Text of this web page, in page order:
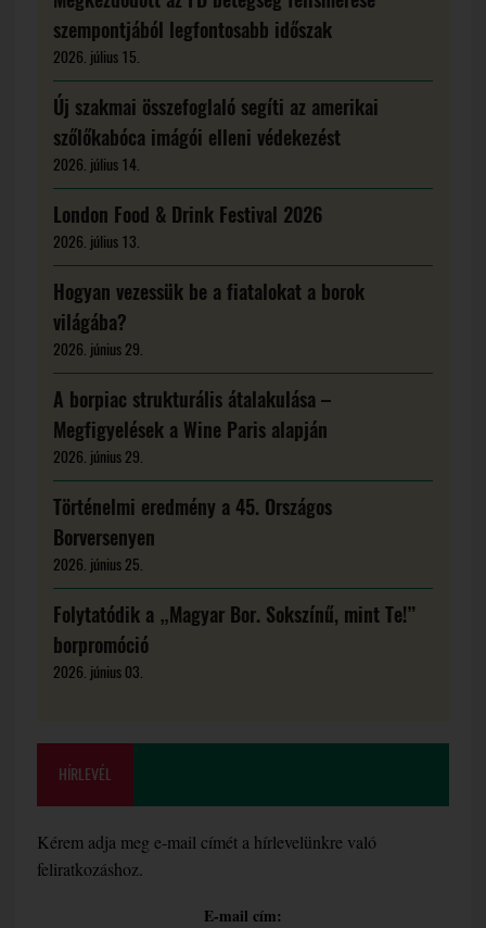
szempontjából legfontosabb időszak
2026. július 15.
Új szakmai összefoglaló segíti az amerikai
szőlőkabóca imágói elleni védekezést
2026. július 14.
London Food & Drink Festival 2026
2026. július 13.
Hogyan vezessük be a fiatalokat a borok
világába?
2026. június 29.
A borpiac strukturális átalakulása –
Megfigyelések a Wine Paris alapján
2026. június 29.
Történelmi eredmény a 45. Országos
Borversenyen
2026. június 25.
Folytatódik a „Magyar Bor. Sokszínű, mint Te!”
borpromóció
2026. június 03.
HÍRLEVÉL
Kérem adja meg e-mail címét a hírlevelünkre való
feliratkozáshoz.
E-mail cím: